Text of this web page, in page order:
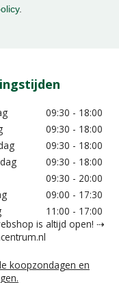
.
09:30 - 18:00
09:30 - 18:00
09:30 - 18:00
09:30 - 18:00
09:30 - 20:00
09:00 - 17:30
11:00 - 17:00
is altijd open! ⇢
koopzondagen en